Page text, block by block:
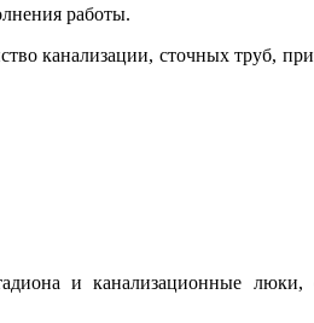
работы.
канализации, сточных труб,
и канализационные люки,